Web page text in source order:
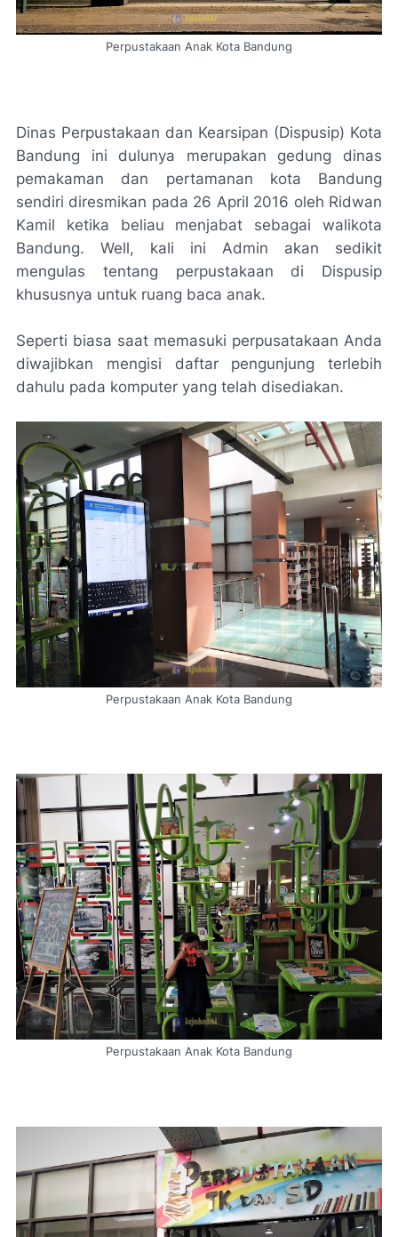
Perpustakaan Anak Kota Bandung
Dinas Perpustakaan dan Kearsipan (Dispusip) Kota
Bandung ini dulunya merupakan gedung dinas
pemakaman dan pertamanan kota Bandung
sendiri diresmikan pada 26 April 2016 oleh Ridwan
Kamil ketika beliau menjabat sebagai walikota
Bandung. Well, kali ini Admin akan sedikit
mengulas tentang perpustakaan di Dispusip
khususnya untuk ruang baca anak.
Seperti biasa saat memasuki perpusatakaan Anda
diwajibkan mengisi daftar pengunjung terlebih
dahulu pada komputer yang telah disediakan.
Perpustakaan Anak Kota Bandung
Perpustakaan Anak Kota Bandung